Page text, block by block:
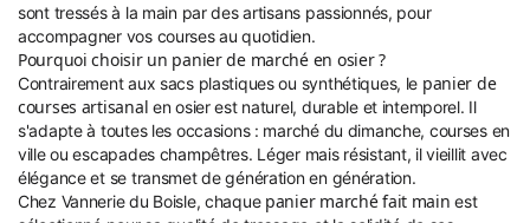
sont tressés à la main par des artisans passionnés, pour
accompagner vos courses au quotidien.
Pourquoi choisir un panier de marché en osier ?
Contrairement aux sacs plastiques ou synthétiques, le panier de
courses artisanal en osier est naturel, durable et intemporel. Il
s'adapte à toutes les occasions : marché du dimanche, courses en
ville ou escapades champêtres. Léger mais résistant, il vieillit avec
élégance et se transmet de génération en génération.
Chez Vannerie du Boisle, chaque panier marché fait main est